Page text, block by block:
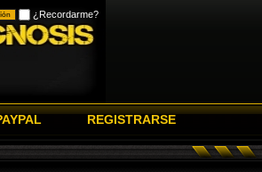
¿Recordarme?
REGISTRARSE